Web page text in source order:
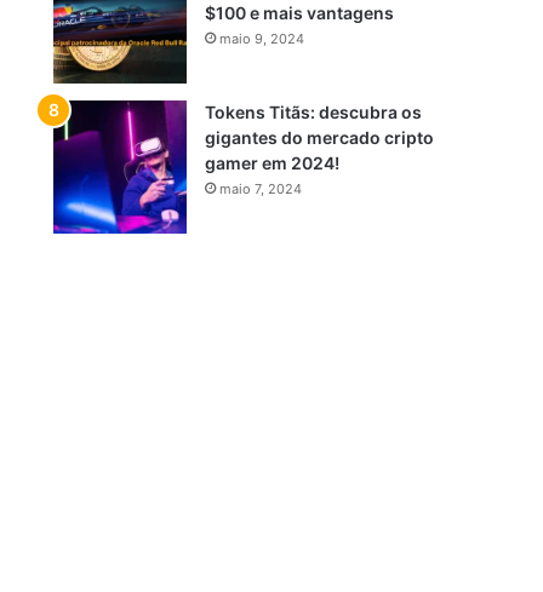
$100 e mais vantagens
maio 9, 2024
Tokens Titãs: descubra os
gigantes do mercado cripto
gamer em 2024!
maio 7, 2024